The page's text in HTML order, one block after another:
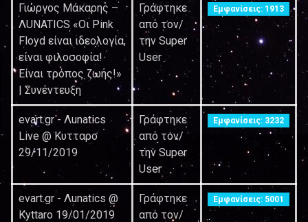
Γιώργος Μάκαρης –
ΛUNATICS «Οι Pink
Floyd είναι ιδεολογία,
είναι φιλοσοφία!
Είναι τρόπος ζωής!»
| Συνέντευξη
Γράφτηκε
από τον/
την Super
User
Εμφανίσεις: 1913
evart.gr - Λunatics
Live @ Κυτταρο
29/11/2019
Γράφτηκε
από τον/
την Super
User
Εμφανίσεις: 3232
evart.gr - Λunatics @
Kyttaro 19/01/2019
Γράφτηκε
από τον/
Εμφανίσεις: 5001